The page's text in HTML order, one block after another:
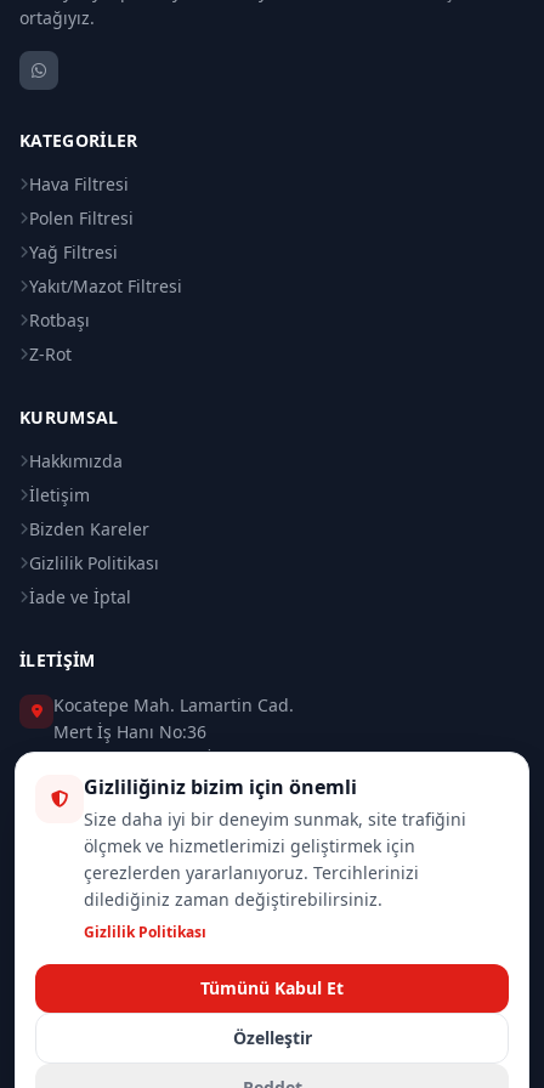
ortağıyız.
KATEGORILER
Hava Filtresi
Polen Filtresi
Yağ Filtresi
Yakıt/Mazot Filtresi
Rotbaşı
Z-Rot
KURUMSAL
Hakkımızda
İletişim
Bizden Kareler
Gizlilik Politikası
İade ve İptal
İLETIŞIM
Kocatepe Mah. Lamartin Cad.
Mert İş Hanı No:36
Taksim / Beyoğlu / İSTANBUL
0 (212) 235 37 83
0 (532) 418 08 46
info@merttrade.com
© 2026Mannlich | MertTrade.com— Tüm hakları saklıdır.
Gizlilikİade Politikası
Gizliliğiniz bizim için önemli
Size daha iyi bir deneyim sunmak, site trafiğini
ölçmek ve hizmetlerimizi geliştirmek için
çerezlerden yararlanıyoruz. Tercihlerinizi
dilediğiniz zaman değiştirebilirsiniz.
Gizlilik Politikası
Tümünü Kabul Et
Özelleştir